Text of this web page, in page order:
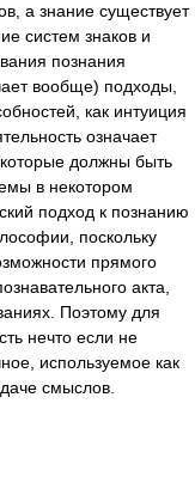
а знание существует
систем знаков и
познания
вообще) подходы,
как интуиция
означает
должны быть
в некотором
подход к познанию
поскольку
прямого
акта,
Поэтому для
нечто если не
используемое как
смыслов.